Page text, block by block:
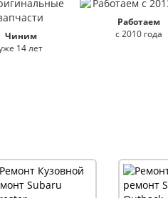
Чиним
14 лет
Работаем
с 2010 года